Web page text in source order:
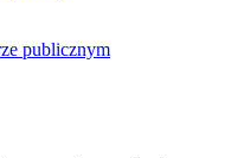
publicznym